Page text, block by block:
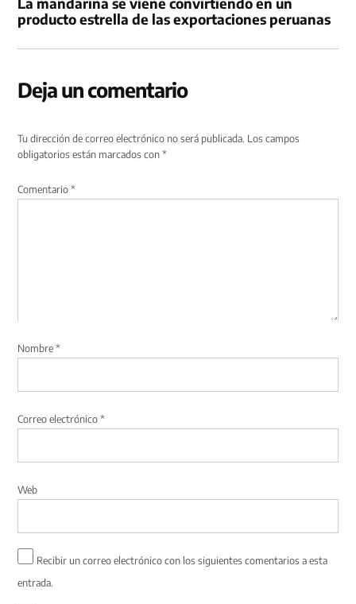
producto estrella de las exportaciones peruanas
Deja un comentario
Tu dirección de correo electrónico no será publicada. Los campos
obligatorios están marcados con*
Comentario*
Nombre*
Correo electrónico*
Web
Recibir un correo electrónico con los siguientes comentarios a esta
entrada.